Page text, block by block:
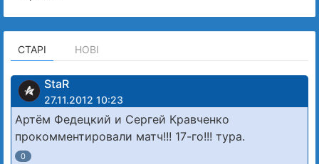
СТАРІ НОВІ
StaR
27.11.2012 10:23
Артём Федецкий и Сергей Кравченко
прокомментировали матч!!! 17-го!!! тура.
0